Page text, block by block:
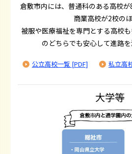
倉敷市内には、普通科のある高校が
商業高校が2校のほ
被服や医療福祉を専門とする高校
のどちらでも安心して進路を
公立高校一覧 [PDF] 私立高
大学等